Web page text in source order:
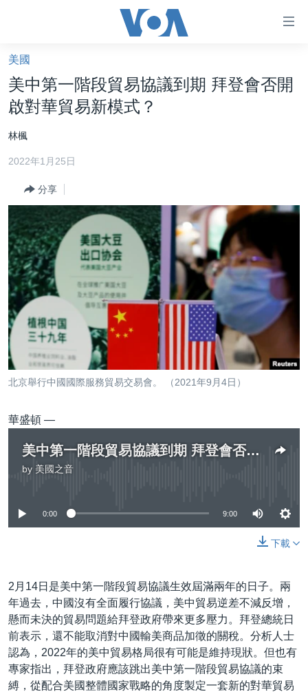
礙
鏈
接
轉
內
到
導
航
跳
轉
到
檢
索
美國大選2024
海外港人
新聞自由
揭謊頻道
美國
中國
國際
經貿
視頻
VOA 60秒 (國際)
美國專訊
視頻存檔
時事經緯
新聞音頻
海外港人
美國透視
國語
關注我們
美國
美中第一階段貿易協議到期 拜登會否開
啟對華貿易新模式？
林楓
2022年1月25日
分享
北京舉行中國國際服務貿易交易會。 （2021年9月4日）
華盛頓 —
美中第一階段貿易協議到期 拜登會否開啟對華貿易新模式？
by 美國之音
0:00 9:00
下載
2月14日是美中第一階段貿易協議生效屆滿兩年的日子。兩
年過去，中國沒有全面履行協議，美中貿易逆差不減反增，
懸而未決的貿易問題給拜登政府帶來更多壓力。拜登總統日
前表示，還不能取消對中國輸美商品加徵的關稅。分析人士
認為，2022年的美中貿易格局很有可能是維持現狀。但也有
專家指出，拜登政府應該跳出美中第一階段貿易協議的束
縛，從配合美國整體國家戰略的角度製定一套新的對華貿易